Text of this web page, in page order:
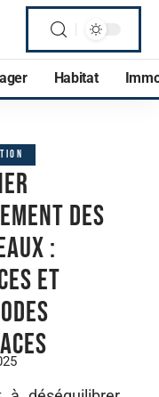
Habitat
des
:
et